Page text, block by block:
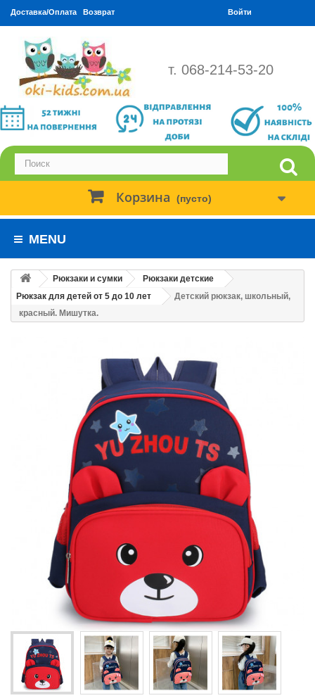
Доставка/Оплата Возврат Войти
т. 068-214-53-20
Корзина (пусто)
MENU
Рюкзаки и сумки
Рюкзаки детские
Рюкзак для детей от 5 до 10 лет
Детский рюкзак, школьный,
красный. Мишутка.